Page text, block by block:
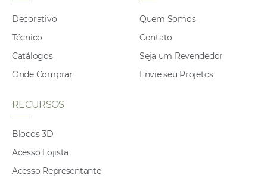
Decorativo
Técnico
Catálogos
Onde Comprar
Quem Somos
Contato
Seja um Revendedor
Envie seu Projetos
RECURSOS
Blocos 3D
Acesso Lojista
Acesso Representante